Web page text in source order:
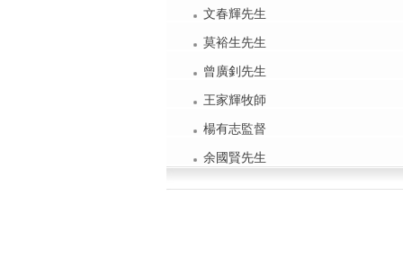
文春輝先生
莫裕生先生
曾廣釗先生
王家輝牧師
楊有志監督
余國賢先生